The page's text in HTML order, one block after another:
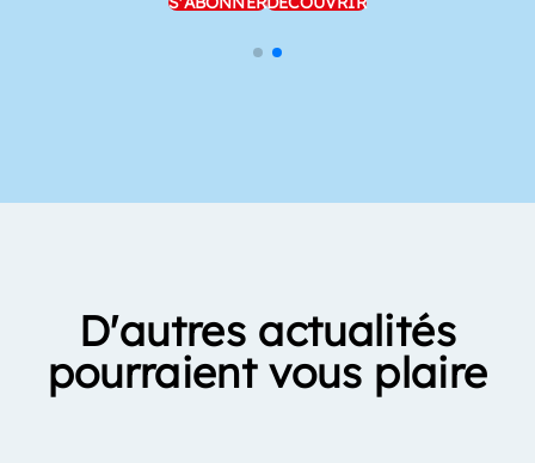
D'autres actualités
pourraient vous plaire